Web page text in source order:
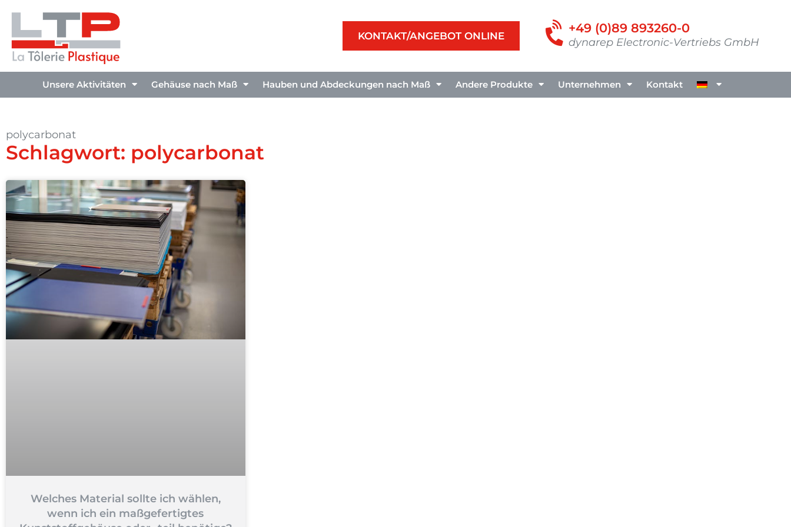
KONTAKT/ANGEBOT ONLINE
+49 (0)89 893260-0
dynarep Electronic-Vertriebs GmbH
Unsere Aktivitäten Gehäuse nach Maß Hauben und Abdeckungen nach Maß Andere Produkte Unternehmen Kontakt
polycarbonat
Schlagwort: polycarbonat
Welches Material sollte ich wählen,
wenn ich ein maßgefertigtes